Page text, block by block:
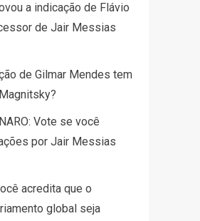
a indicação de Flávio
de Jair Messias
de Gilmar Mendes tem
Vote se você
por Jair Messias
acredita que o
global seja